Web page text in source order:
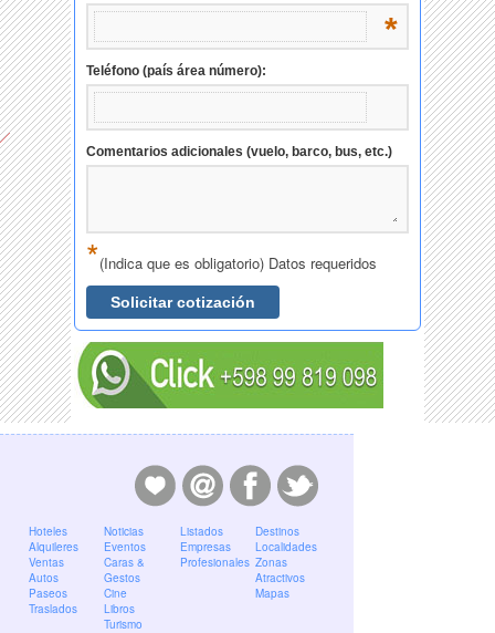
*
Teléfono (país área número):
Comentarios adicionales (vuelo, barco, bus, etc.)
*(Indica que es obligatorio) Datos requeridos
Solicitar cotización
Hoteles
Alquileres
Ventas
Autos
Paseos
Traslados
Noticias
Eventos
Caras &
Gestos
Cine
Libros
Turismo
Listados
Empresas
Profesionales
Destinos
Localidades
Zonas
Atractivos
Mapas